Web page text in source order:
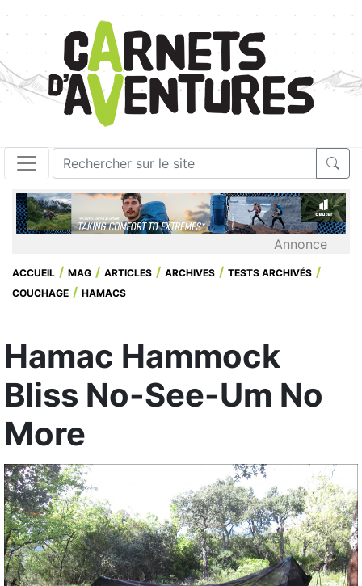
Annonce
ACCUEIL MAG ARTICLES ARCHIVES
TESTS ARCHIVÉS
COUCHAGE
HAMACS
Hamac Hammock
Bliss No-See-Um No
More